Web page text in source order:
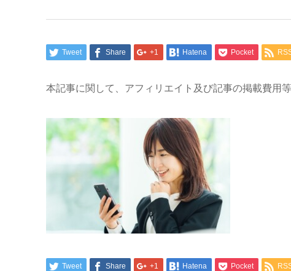
Tweet Share +1 Hatena Pocket
本記事に関して、アフィリエイト及び記事の掲載費用
Tweet Share +1 Hatena Pocket